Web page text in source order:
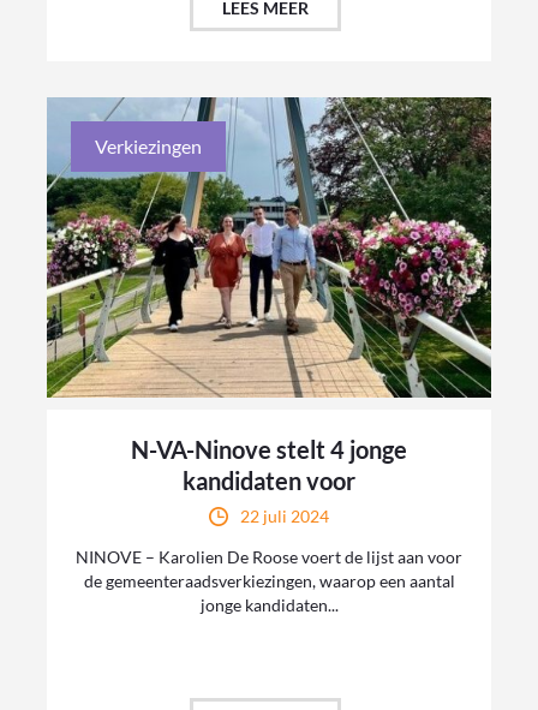
LEES MEER
Verkiezingen
N-VA-Ninove stelt 4 jonge
kandidaten voor
22 juli 2024
NINOVE – Karolien De Roose voert de lijst aan voor
de gemeenteraadsverkiezingen, waarop een aantal
jonge kandidaten...